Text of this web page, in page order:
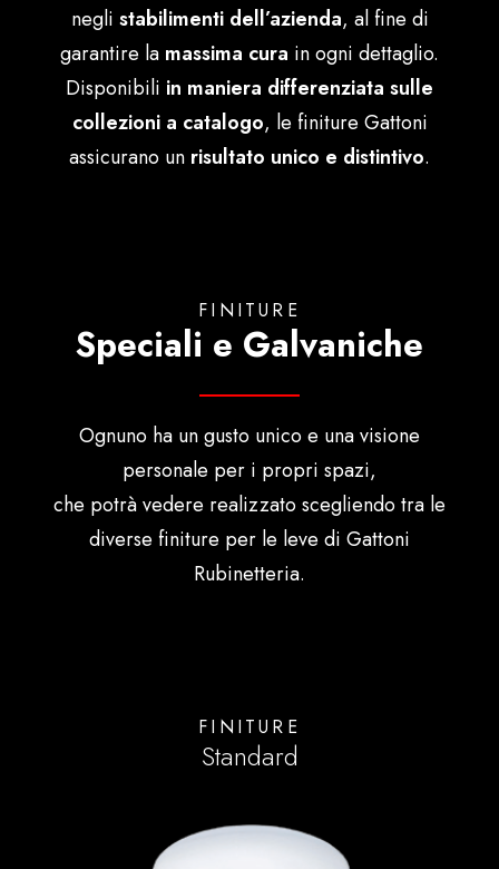
negli stabilimenti dell’azienda, al fine di
garantire la massima cura in ogni dettaglio.
Disponibili in maniera differenziata sulle
collezioni a catalogo, le finiture Gattoni
assicurano un risultato unico e distintivo.
FINITURE
Speciali e Galvaniche
Ognuno ha un gusto unico e una visione
personale per i propri spazi,
che potrà vedere realizzato scegliendo tra le
diverse finiture per le leve di Gattoni
Rubinetteria.
FINITURE
Standard